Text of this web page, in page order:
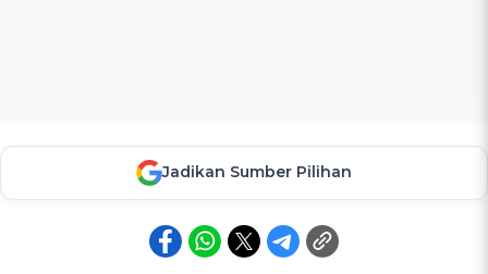
Jadikan Sumber Pilihan